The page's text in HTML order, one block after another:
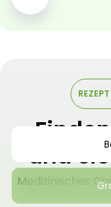
und
Medizinisches